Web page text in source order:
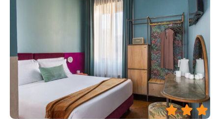




